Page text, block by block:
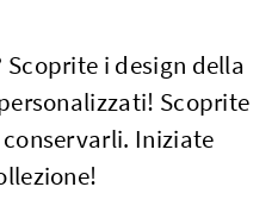
i design della
Scoprite
Iniziate